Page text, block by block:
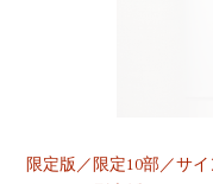
限定版／限定10部／サ